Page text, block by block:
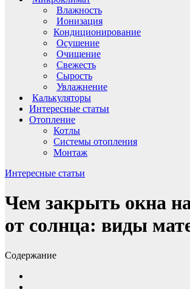
Влажность
Ионизация
Кондиционирование
Осушение
Очищение
Свежесть
Сырость
Увлажнение
Калькуляторы
Интересные статьи
Отопление
Котлы
Системы отопления
Монтаж
Интересные статьи
Чем закрыть окна
от солнца: виды
Содержание